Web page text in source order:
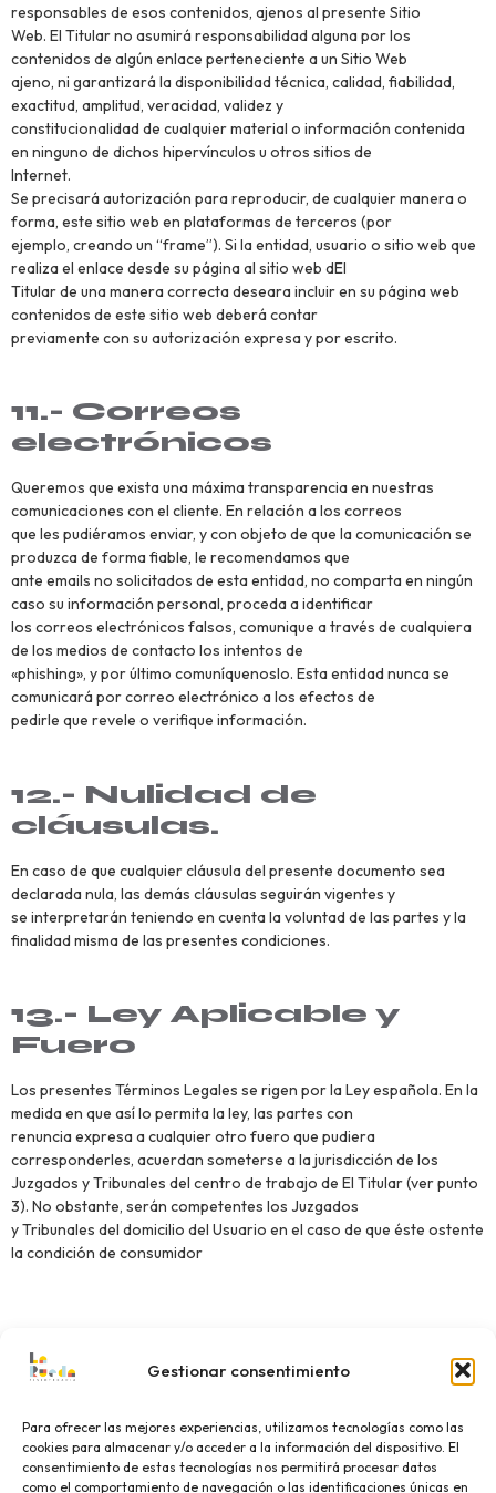
Gestionar consentimiento
Para ofrecer las mejores experiencias, utilizamos tecnologías como las
cookies para almacenar y/o acceder a la información del dispositivo. El
consentimiento de estas tecnologías nos permitirá procesar datos
como el comportamiento de navegación o las identificaciones únicas en
responsables de esos contenidos, ajenos al presente Sitio
Web. El Titular no asumirá responsabilidad alguna por los
contenidos de algún enlace perteneciente a un Sitio Web
ajeno, ni garantizará la disponibilidad técnica, calidad, fiabilidad,
exactitud, amplitud, veracidad, validez y
constitucionalidad de cualquier material o información contenida
en ninguno de dichos hipervínculos u otros sitios de
Internet.
Se precisará autorización para reproducir, de cualquier manera o
forma, este sitio web en plataformas de terceros (por
ejemplo, creando un “frame”). Si la entidad, usuario o sitio web que
realiza el enlace desde su página al sitio web dEl
Titular de una manera correcta deseara incluir en su página web
contenidos de este sitio web deberá contar
previamente con su autorización expresa y por escrito.
11.- Correos
electrónicos
Queremos que exista una máxima transparencia en nuestras
comunicaciones con el cliente. En relación a los correos
que les pudiéramos enviar, y con objeto de que la comunicación se
produzca de forma fiable, le recomendamos que
ante emails no solicitados de esta entidad, no comparta en ningún
caso su información personal, proceda a identificar
los correos electrónicos falsos, comunique a través de cualquiera
de los medios de contacto los intentos de
«phishing», y por último comuníquenoslo. Esta entidad nunca se
comunicará por correo electrónico a los efectos de
pedirle que revele o verifique información.
12.- Nulidad de
cláusulas.
En caso de que cualquier cláusula del presente documento sea
declarada nula, las demás cláusulas seguirán vigentes y
se interpretarán teniendo en cuenta la voluntad de las partes y la
finalidad misma de las presentes condiciones.
13.- Ley Aplicable y
Fuero
Los presentes Términos Legales se rigen por la Ley española. En la
medida en que así lo permita la ley, las partes con
renuncia expresa a cualquier otro fuero que pudiera
corresponderles, acuerdan someterse a la jurisdicción de los
Juzgados y Tribunales del centro de trabajo de El Titular (ver punto
3). No obstante, serán competentes los Juzgados
y Tribunales del domicilio del Usuario en el caso de que éste ostente
la condición de consumidor